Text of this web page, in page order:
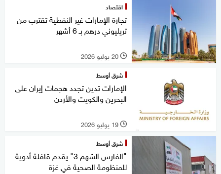
اقتصاد
تجارة الإمارات غير النفطية تقترب من
تريليوني درهم بـ 6 أشهر
l 20 يوليو 2026
شرق أوسط
الإمارات تدين تجدد هجمات إيران على
البحرين والكويت والأردن
l 19 يوليو 2026
شرق أوسط
"الفارس الشهم 3" يقدم قافلة أدوية
للمنظومة الصحية في غزة